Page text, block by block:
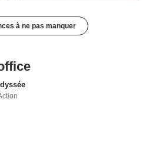
à ne pas manquer